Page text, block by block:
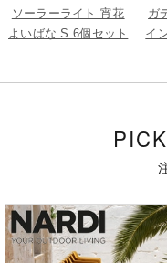
ソーラーライト 宵花
よいばな S 6個セット
ガ
イ